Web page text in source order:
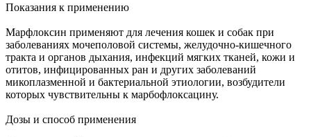
Показания к применению
Марфлоксин применяют для лечения кошек и собак при
заболеваниях мочеполовой системы, желудочно-кишечного
тракта и органов дыхания, инфекций мягких тканей, кожи и
отитов, инфицированных ран и других заболеваний
микоплазменной и бактериальной этиологии, возбудители
которых чувствительны к марбофлоксацину.
Дозы и способ применения